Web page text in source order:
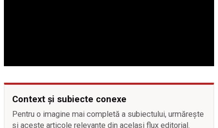
Context și subiecte conexe
Pentru o imagine mai completă a subiectului, urmărește
și aceste articole relevante din același flux editorial.